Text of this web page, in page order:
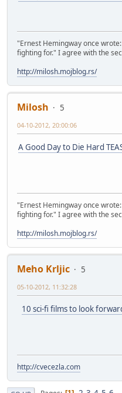
"Ernest Hemingway once
fighting for." I agree with the
http://milosh.mojblog.rs/
Milosh
5
04-10-2012, 20:00:06
A Good Day to Die Hard
"Ernest Hemingway once
fighting for." I agree with the
http://milosh.mojblog.rs/
Meho Krljic
5
05-10-2012, 11:32:28
10 sci-fi films to look
http://cvecezla.com